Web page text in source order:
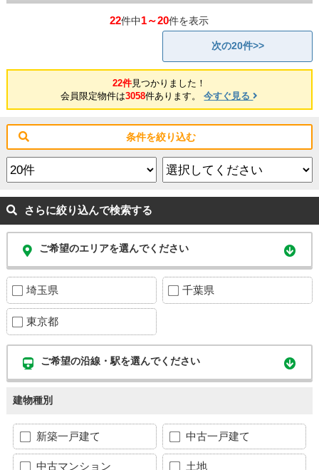
22件中1～20件を表示
次の20件>>
22件見つかりました！
会員限定物件は3058件あります。今すぐ見る
条件を絞り込む
さらに絞り込んで検索する
ご希望のエリアを選んでください
埼玉県 千葉県
東京都
ご希望の沿線・駅を選んでください
建物種別
新築一戸建て 中古一戸建て
中古マンション 土地